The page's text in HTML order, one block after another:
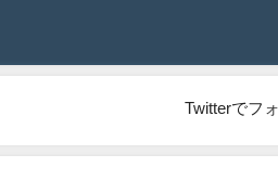
Twitterでフ